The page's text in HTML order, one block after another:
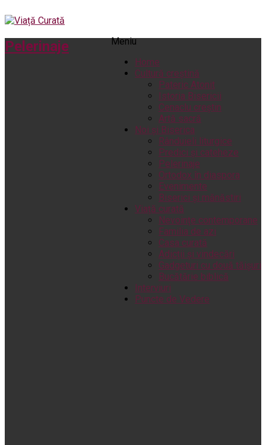
Meniu
Home
Cultură creștină
Pateric Atonit
Istoria Bisericii
Cenaclu creștin
Artă sacră
Noi și Biserica
Rânduieli liturgice
Predici și cateheze
Pelerinaje
Ortodox în diaspora
Evenimente
Biserici și mănăstiri
Viață curată
Nevoințe contemporane
Familia de azi
Casa curată
Adicții și vindecări
Gadgeturi cu două tăișuri
Bucătărie biblică
Interviuri
Puncte de Vedere
Pelerinaje